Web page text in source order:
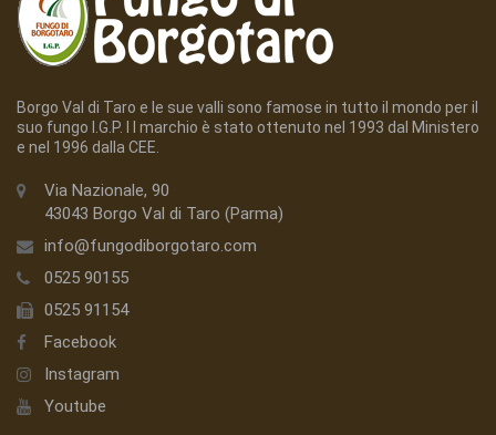
Borgo Val di Taro e le sue valli sono famose in tutto il mondo per il
suo fungo I.G.P. I l marchio è stato ottenuto nel 1993 dal Ministero
e nel 1996 dalla CEE.
Via Nazionale, 90
43043 Borgo Val di Taro (Parma)
info@fungodiborgotaro.com
0525 90155
0525 91154
Facebook
Instagram
Youtube